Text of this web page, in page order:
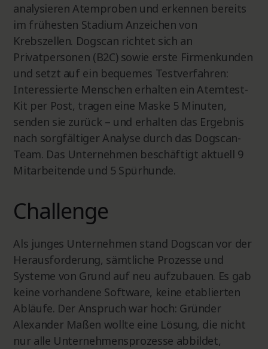
analysieren Atemproben und erkennen bereits
im frühesten Stadium Anzeichen von
Krebszellen. Dogscan richtet sich an
Privatpersonen (B2C) sowie erste Firmenkunden
und setzt auf ein bequemes Testverfahren:
Interessierte Menschen erhalten ein Atemtest-
Kit per Post, tragen eine Maske 5 Minuten,
senden sie zurück – und erhalten das Ergebnis
nach sorgfältiger Analyse durch das Dogscan-
Team. Das Unternehmen beschäftigt aktuell 9
Mitarbeitende und 5 Spürhunde.
Challenge
Als junges Unternehmen stand Dogscan vor der
Herausforderung, sämtliche Prozesse und
Systeme von Grund auf neu aufzubauen. Es gab
keine vorhandene Software, keine etablierten
Abläufe. Der Anspruch war hoch: Gründer
Alexander Maßen wollte eine Lösung, die nicht
nur alle Unternehmensprozesse abbildet,